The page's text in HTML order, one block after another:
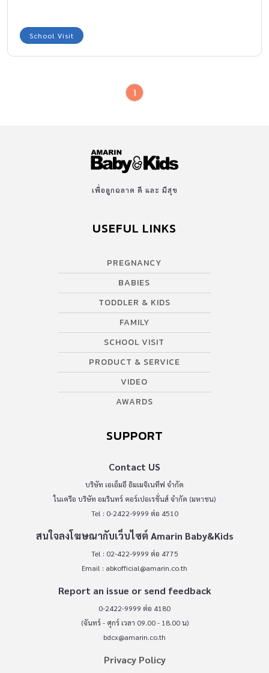
School Visit
1
เพื่อลูกฉลาด ดี และ มีสุข
USEFUL LINKS
PREGNANCY
BABIES
TODDLER & KIDS
FAMILY
SCHOOL VISIT
PRODUCT & SERVICE
VIDEO
AWARDS
SUPPORT
Contact US
บริษัท เอเอ็มอี อิมเมจิเนทีฟ จำกัด
ในเครือ บริษัท อมรินทร์ คอร์เปอเรชั่นส์ จำกัด (มหาชน)
Tel : 0-2422-9999 ต่อ 4510
สนใจลงโฆษณากับเว็บไซต์ Amarin Baby&Kids
Tel : 02-422-9999 ต่อ 4775
Email : abkofficial@amarin.co.th
Report an issue or send feedback
0-2422-9999 ต่อ 4180
(จันทร์ - ศุกร์ เวลา 09.00 - 18.00 น)
bdcx@amarin.co.th
Privacy Policy